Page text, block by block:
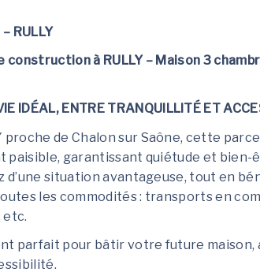
RULLY
à RULLY – Maison 3
IDÉAL, ENTRE TRANQUILLITÉ ET
proche de Chalon sur Saône, cette
paisible, garantissant quiétude et bien-
d’une situation avantageuse, tout en
les commodités : transports en
etc.
parfait pour bâtir votre future